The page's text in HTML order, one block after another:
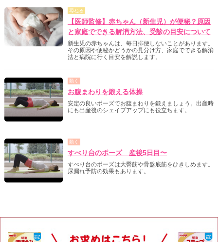
尋ねる
【医師監修】赤ちゃん（新生児）が便秘？原因
と家庭でできる解消方法、受診の目安について
新生児の赤ちゃんは、毎日排便しないことがあります。
その原因や便秘かどうかの見分け方、家庭でできる解消
法と病院に行く目安を解説します。
動く
お腹まわりを鍛える体操
安定の良いポーズでお腹まわりを鍛えましょう。出産時
にも出産後のシェイプアップにも役立ちます。
動く
すべり台のポーズ 産後5日目〜
すべり台のポーズは大臀筋や骨盤底筋をひきしめます。
尿漏れ予防の効果もあります。